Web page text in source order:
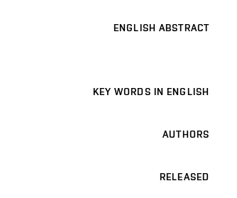
ENGLISH ABSTRACT
KEY WORDS IN ENGLISH
AUTHORS
RELEASED